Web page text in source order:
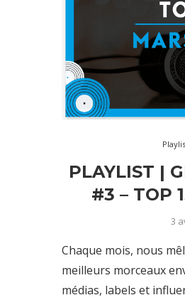
PLAYLIST |
#3 – TOP
3
Chaque mois, nous
meilleurs morceaux
médias, labels et